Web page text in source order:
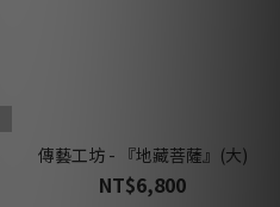
傳藝工坊 - 『地藏菩薩』(大)
NT$6,800